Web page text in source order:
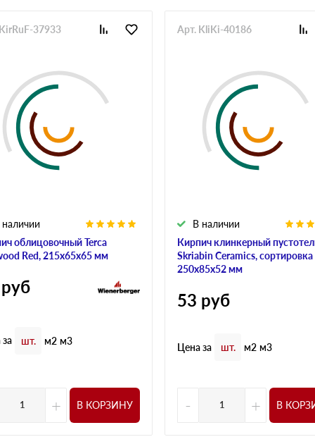
облицовочный Terca
Red, 215х65х65 мм
37933
шт. м2 м3
+ В КОРЗИНУ
Кирпич клинкерный
Skriabin Ceramics, сортировка
250х85х52 мм
В наличии
Арт. KliKi-40186
53 руб
Цена за шт. м2 м3
- + В